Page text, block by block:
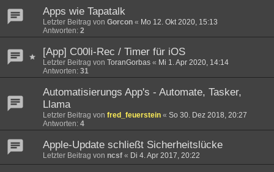
Apps wie Tapatalk
Letzter Beitrag von Gorcon « Mo 12. Okt 2020, 15:13
Antworten: 2
[App] C00li-Rec / Timer für iOS
Letzter Beitrag von ToranGorbas « Mi 1. Apr 2020, 14:14
Antworten: 31
Automatisierungs App's - Automate, Tasker,
Llama
Letzter Beitrag von fred_feuerstein « So 30. Dez 2018, 20:27
Antworten: 4
Apple-Update schließt Sicherheitslücke
Letzter Beitrag von ncsf « Di 4. Apr 2017, 20:22